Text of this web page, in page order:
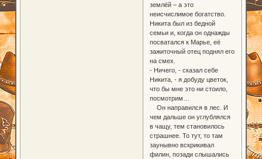
землёй – а это
неисчислимое богатство.
Никита был из бедной
семьи и, когда он однажды
посватался к Марье, её
зажиточный отец поднял его
на смех.
- Ничего, - сказал себе
Никита, - я добуду цветок,
что бы мне это ни стоило,
посмотрим…
Он направился в лес. И
чем дальше он углублялся
в чащу, тем становилось
страшнее. То тут, то там
заунывно вскрикивал
филин, позади слышались